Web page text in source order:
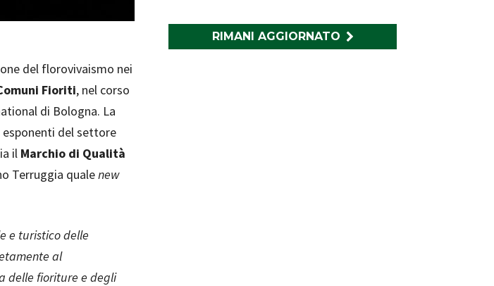
del florovivaismo nei
Fioriti, nel corso
di Bologna. La
del settore
il Marchio di Qualità
Terruggia qualenew
e turistico delle
al
delle fioriture e degli
RIMANI AGGIORNATO